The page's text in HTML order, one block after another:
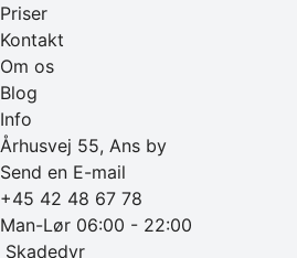
Priser
Kontakt
Om os
Blog
Info
Århusvej 55, Ans by
Send en E-mail
+45 42 48 67 78
Man-Lør 06:00 - 22:00
‎ Skadedyr